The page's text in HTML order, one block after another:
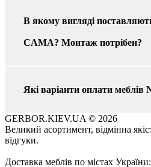
В якому вигляді
CAMA? Монтаж потрібен?
Які варіанти оплати
GERBOR.KIEV.UA © 2026
Великий асортимент, відмінна
відгуки.
Доставка меблів по містах